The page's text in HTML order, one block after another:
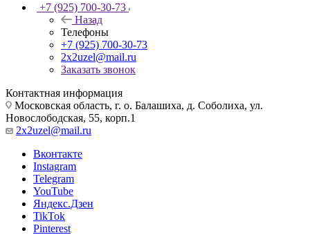
+7 (925) 700-30-73
Назад
Телефоны
+7 (925) 700-30-73
2x2uzel@mail.ru
Заказать звонок
Контактная информация
Московская область, г. о. Балашиха, д. Соболиха, ул.
Новослободская, 55, корп.1
2x2uzel@mail.ru
Вконтакте
Instagram
Telegram
YouTube
Яндекс.Дзен
TikTok
Pinterest